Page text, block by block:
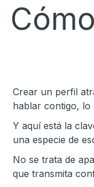
Crear un perfil
hablar contigo, lo
Y aquí está la
una especie de
No se trata de
que transmita